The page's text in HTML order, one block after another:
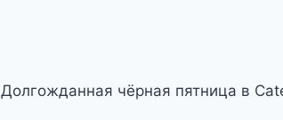
Долгожданная чёрная пятница в